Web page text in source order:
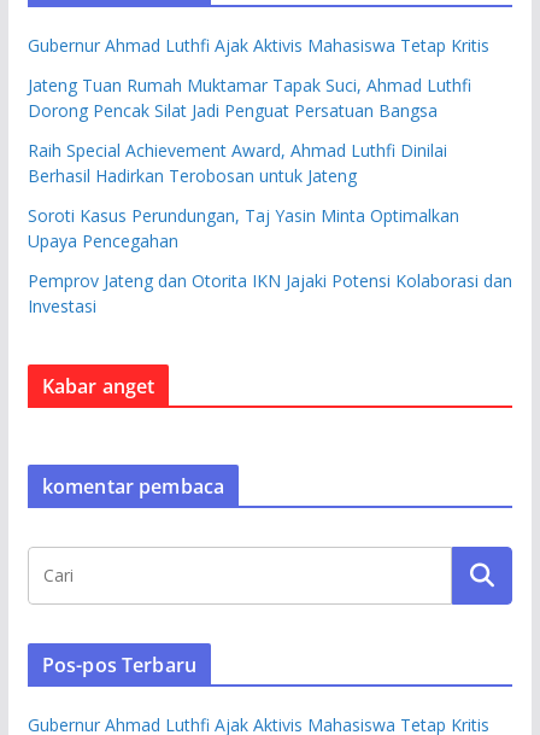
Gubernur Ahmad Luthfi Ajak Aktivis Mahasiswa Tetap Kritis
Jateng Tuan Rumah Muktamar Tapak Suci, Ahmad Luthfi
Dorong Pencak Silat Jadi Penguat Persatuan Bangsa
Raih Special Achievement Award, Ahmad Luthfi Dinilai
Berhasil Hadirkan Terobosan untuk Jateng
Soroti Kasus Perundungan, Taj Yasin Minta Optimalkan
Upaya Pencegahan
Pemprov Jateng dan Otorita IKN Jajaki Potensi Kolaborasi dan
Investasi
Kabar anget
komentar pembaca
Pos-pos Terbaru
Gubernur Ahmad Luthfi Ajak Aktivis Mahasiswa Tetap Kritis